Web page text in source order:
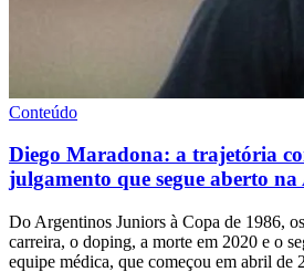
Conteúdo
Diego Maradona: a trajetória
julgamento que segue aberto
Do Argentinos Juniors à Copa de 1986,
carreira, o doping, a morte em 2020 e o
equipe médica, que começou em abril de